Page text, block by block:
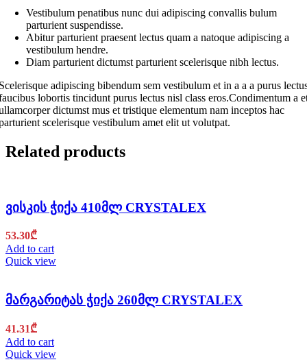
Vestibulum penatibus nunc dui adipiscing convallis bulum
parturient suspendisse.
Abitur parturient praesent lectus quam a natoque adipiscing a
vestibulum hendre.
Diam parturient dictumst parturient scelerisque nibh lectus.
adipiscing bibendum sem vestibulum et in a a a purus
lobortis tincidunt purus lectus nisl class eros.Condimentum a
dictumst mus et tristique elementum nam inceptos hac
scelerisque vestibulum amet elit ut volutpat.
Related products
ვისკის ჭიქა 410მლ CRYSTALEX
53.30₾
Add to cart
Quick view
მარგარიტას ჭიქა 260მლ CRYSTALEX
41.31₾
Add to cart
Quick view